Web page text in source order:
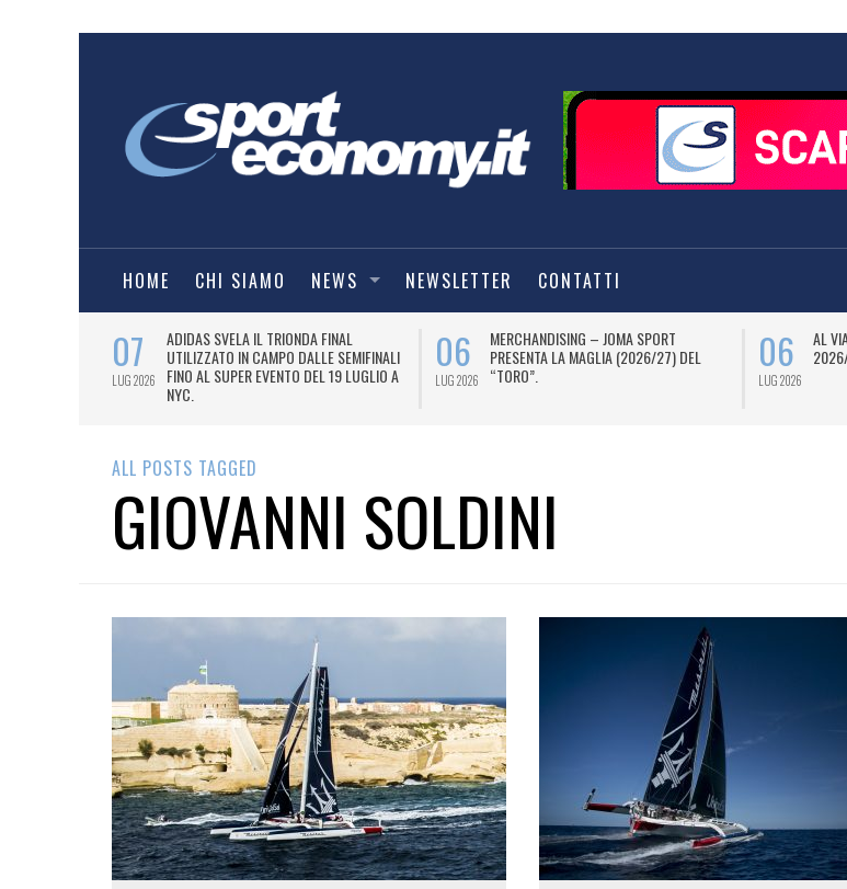
HOME CHI SIAMO NEWS NEWSLETTER CONTATTI
07
LUG 2026
ADIDAS SVELA IL TRIONDA FINAL
UTILIZZATO IN CAMPO DALLE SEMIFINALI
FINO AL SUPER EVENTO DEL 19 LUGLIO A
NYC.
06
LUG 2026
MERCHANDISING – JOMA SPORT
PRESENTA LA MAGLIA (2026/27) DEL
“TORO”.
06
LUG 2026
AL
ALL POSTS TAGGED
GIOVANNI SOLDINI